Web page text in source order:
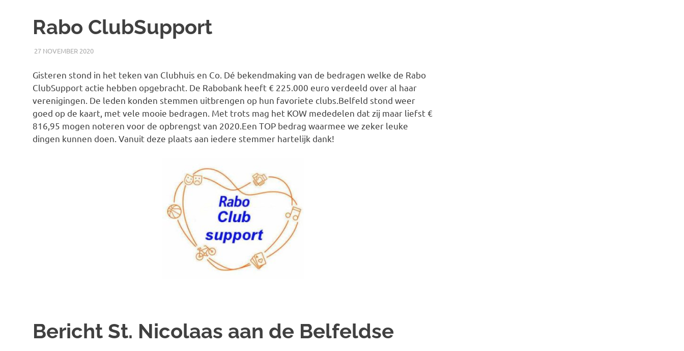
Rabo ClubSupport
27 NOVEMBER 2020RICK
NIEUWS
Gisteren stond in het teken van Clubhuis en Co. Dé bekendmaking van de bedragen welke de Rabo
ClubSupport actie hebben opgebracht. De Rabobank heeft € 225.000 euro verdeeld over al haar
verenigingen. De leden konden stemmen uitbrengen op hun favoriete clubs.Belfeld stond weer
goed op de kaart, met vele mooie bedragen. Met trots mag het KOW mededelen dat zij maar liefst €
816,95 mogen noteren voor de opbrengst van 2020.Een TOP bedrag waarmee we zeker leuke
dingen kunnen doen. Vanuit deze plaats aan iedere stemmer hartelijk dank!
Bericht St. Nicolaas aan de Belfeldse